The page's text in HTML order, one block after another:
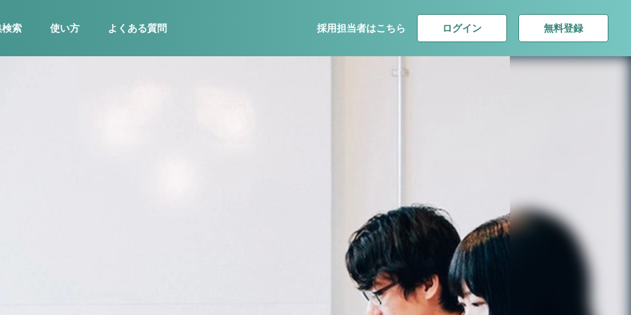
検索 使い方 よくある質問 採用担当者はこちら ログイン 無料登録